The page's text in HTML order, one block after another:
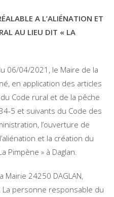
A L’ALIÉNATION ET
AU LIEU DIT « LA
06/04/2021, le Maire de la
en application des articles
Code rural et de la pêche
5 et suivants du Code des
l’ouverture de
et la création du
Pimpène » à Daglan.
Mairie 24250 DAGLAN,
La personne responsable du